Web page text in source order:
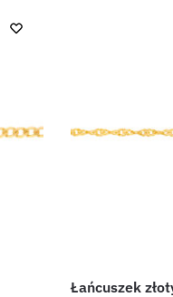
Łańcuszek